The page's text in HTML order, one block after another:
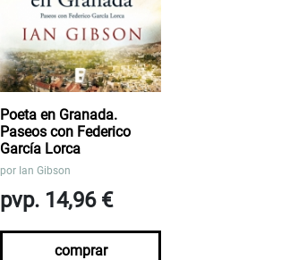
Poeta en Granada.
Paseos con Federico
García Lorca
por Ian Gibson
pvp. 14,96 €
comprar